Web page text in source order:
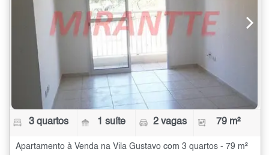
3 quartos 1 suíte 2 vagas 79 m²
Apartamento à Venda na Vila Gustavo com 3 quartos - 79 m²